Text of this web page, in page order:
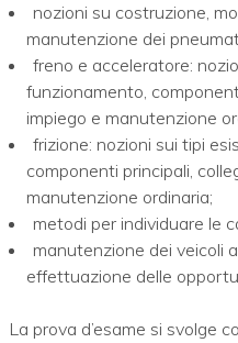
nozioni su costruzione,
manutenzione dei
freno e acceleratore:
funzionamento,
impiego e manutenzione
frizione: nozioni sui tipi
componenti principali,
manutenzione ordinaria;
metodi per individuare le
manutenzione dei veicoli
effettuazione delle
La prova d’esame si svolge